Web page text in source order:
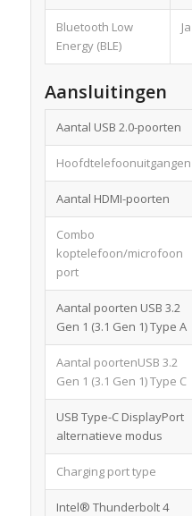
Bluetooth Low
Energy (BLE)
Ja
Aansluitingen
Aantal USB 2.0-poorten
Hoofdtelefoonuitgangen
Aantal HDMI-poorten
Combo
koptelefoon/microfoon
port
Aantal poorten USB 3.2
Gen 1 (3.1 Gen 1) Type A
Aantal poortenUSB 3.2
Gen 1 (3.1 Gen 1) Type C
USB Type-C DisplayPort
alternatieve modus
Charging port type
Intel® Thunderbolt 4